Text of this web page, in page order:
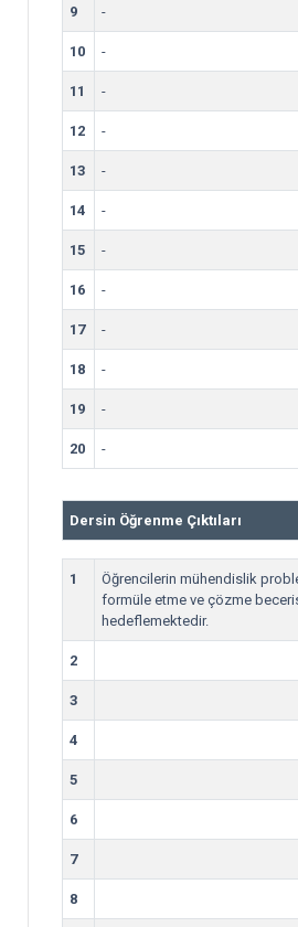
9 -
10 -
11 -
12 -
13 -
14 -
15 -
16 -
17 -
18 -
19 -
20 -
Dersin Öğrenme Çıktıları
1
Öğrencilerin mühendislik
formüle etme ve çözme
hedeflemektedir.
2
3
4
5
6
7
8